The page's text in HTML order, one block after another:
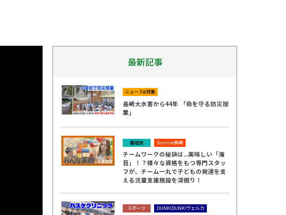
最新記事
ニュース&特集
長崎大水害から44年 「命を守る防災授
業」
番組発 Sunrise長崎
チームワークの秘訣は...美味しい「海
苔」！？様々な資格をもつ専門スタッ
フが、チーム一丸で子どもの発達を支
える児童支援施設を深掘り！
スポーツ DUNK!DUNK!ヴェルカ